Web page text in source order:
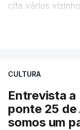
cita vários
apreendido numa
CULTURA
Entrevista a
ponte 25
somos um